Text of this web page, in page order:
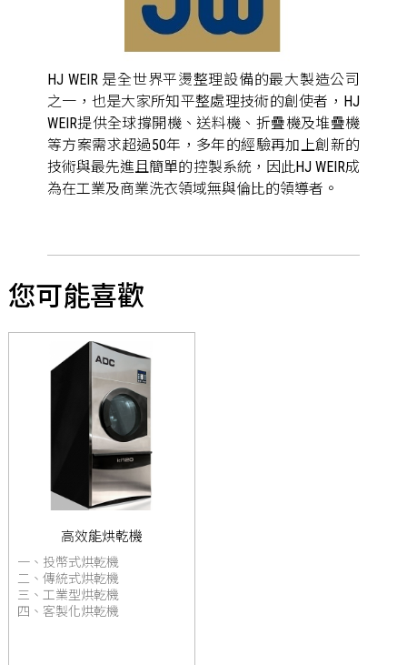
HJ WEIR 是全世界平燙整理設備的最大製造公司
之一，也是大家所知平整處理技術的創使者，HJ
WEIR提供全球撐開機、送料機、折疊機及堆疊機
等方案需求超過50年，多年的經驗再加上創新的
技術與最先進且簡單的控製系統，因此HJ WEIR成
為在工業及商業洗衣領域無與倫比的領導者。
您可能喜歡
高效能烘乾機
一、投幣式烘乾機
二、傳統式烘乾機
三、工業型烘乾機
四、客製化烘乾機